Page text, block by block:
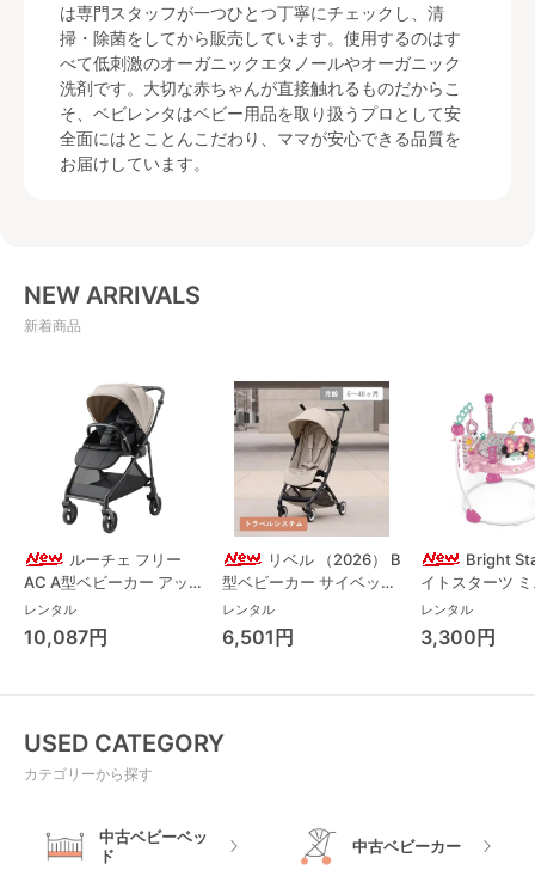
は専門スタッフが一つひとつ丁寧にチェックし、清
掃・除菌をしてから販売しています。使用するのはす
べて低刺激のオーガニックエタノールやオーガニック
洗剤です。大切な赤ちゃんが直接触れるものだからこ
そ、ベビレンタはベビー用品を取り扱うプロとして安
全面にはとことんこだわり、ママが安心できる品質を
お届けしています。
NEW ARRIVALS
新着商品
ルーチェ フリー
AC A型ベビーカー アッ
プリカ(Aprica) A型ベビ
ーカー アップリカ
(Aprica)
レンタル
10,087円
リベル （2026） B
型ベビーカー サイベック
ス(cybex)
レンタル
6,501円
Bright
イトスターツ
ス フォーエバ
レンド ジャン
パルー キッズ
レンタル
3,300円
USED CATEGORY
カテゴリーから探す
中古ベビーベッ
ド
中古ベビーカー